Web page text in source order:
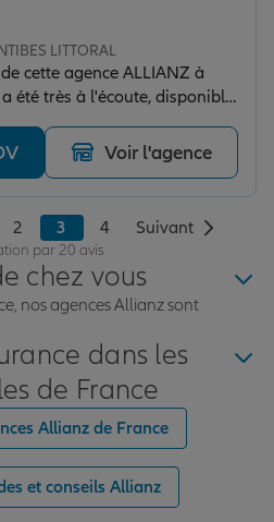
LITTORAL
cette agence ALLIANZ à
été très à l'écoute, disponible
de mes contrats est donc
agence que je recommande
Voir l'agence
2 3 4 Suivant
par 20 avis
chez vous
nos agences Allianz sont
dans les
de France
Allianz de France
et conseils Allianz